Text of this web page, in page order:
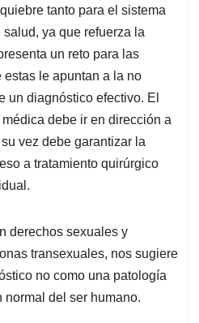
tanto para el sistema
ya que refuerza la
un reto para las
le apuntan a la no
un diagnóstico efectivo. El
debe ir en dirección a
vez debe garantizar la
a tratamiento quirúrgico
derechos sexuales y
transexuales, nos sugiere
no como una patología
del ser humano.